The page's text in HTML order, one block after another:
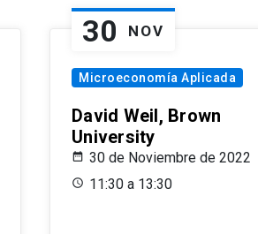
30 NOV
Microeconomía Aplicada
David Weil, Brown
University
30 de Noviembre de 2022
11:30 a 13:30